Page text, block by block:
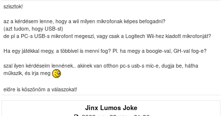
szisztok!
az a kérdésem lenne, hogy a wii milyen mikrofonak képes befogadni?
(azt tudom, hogy USB-st)
de pl a PC-s USB-s mikrofont megeszi, vagy csak a Logitech Wii-hez kiadott mikrofonját?
Ha egy játékkal megy, a többivel is menni fog? Pl. ha megy a boogie-val, GH-val fog-e?
szal ilyen kérdéseim lennének.. akinek van otthon pc-s usb-s mic-e, dugja be, hátha
műkszik, és irja meg
előre is köszönöm a válaszokat!
Jinx Lumos Joke